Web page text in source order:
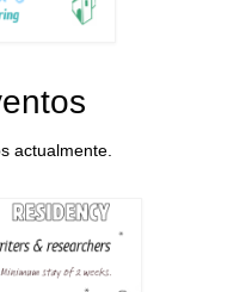
actualmente.